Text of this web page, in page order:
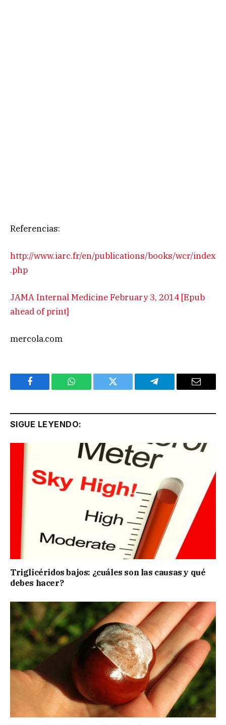
Referencias:
http://www.iarc.fr/en/publications/books/wcr/index
.php
JAMA Internal Medicine February 3, 2014 [Epub
ahead of print]
mercola.com
Facebook WhatsApp Twitter Telegram Email
SIGUE LEYENDO:
Triglicéridos bajos: ¿cuáles son las causas y qué
debes hacer?